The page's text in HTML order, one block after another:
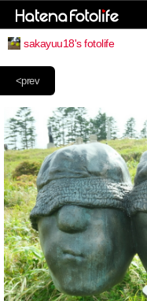
sakayuu18's fotolife
<prev